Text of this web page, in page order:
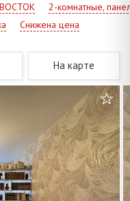
ВОСТОК
2-комнатные,
Снижена цена
На карте